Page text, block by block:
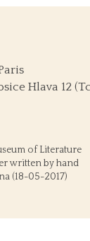
Hlava 12
of Literature
written by hand
(18-05-2017)